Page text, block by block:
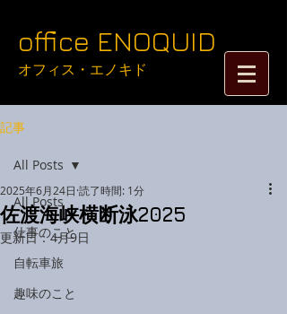
​​​​​​​​​​​​​​​​​​​office ENOQUID
オフィス・エノキド​​
記事
All Posts
仕事のこと
自転車旅
趣味のこと
All Posts
佐渡海峡横断泳2025
2025年6月24日 読了時間: 1分
更新日：4月9日